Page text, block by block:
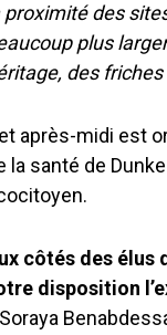
proximité des
plus
des
après-midi est
la santé de
côtés des élus
disposition